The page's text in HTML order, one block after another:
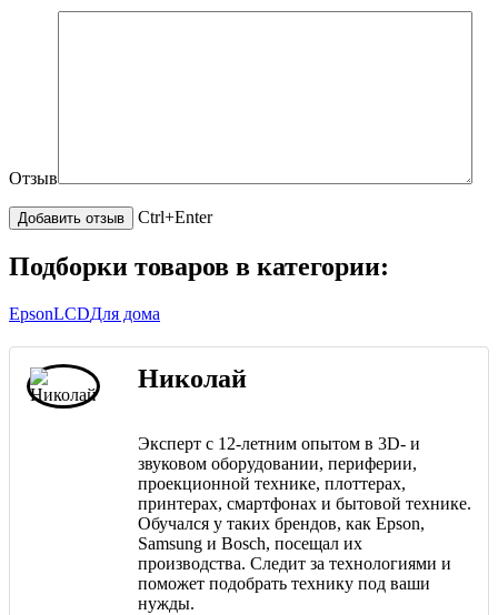
Отзыв
Ctrl+Enter
Подборки товаров в категории:
EpsonLCDДля дома
Николай
Эксперт с 12-летним опытом в 3D- и
звуковом оборудовании, периферии,
проекционной технике, плоттерах,
принтерах, смартфонах и бытовой технике.
Обучался у таких брендов, как Epson,
Samsung и Bosch, посещал их
производства. Следит за технологиями и
поможет подобрать технику под ваши
нужды.